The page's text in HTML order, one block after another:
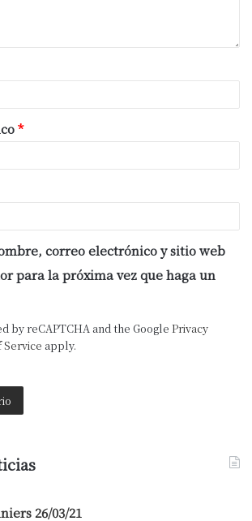
*
correo electrónico y sitio web
para la próxima vez que haga un
by reCAPTCHA and the Google Privacy
Service apply.
26/03/21